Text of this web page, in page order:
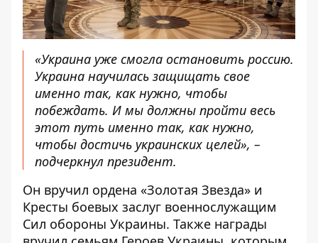
«Украина уже смогла остановить россию.
Украина научилась защищать свое
именно так, как нужно, чтобы
побеждать. И мы должны пройти весь
этот путь именно так, как нужно,
чтобы достичь украинских целей», –
подчеркнул президент.
Он вручил ордена «Золотая Звезда» и
Кресты боевых заслуг военнослужащим
Cил обороны Украины. Также награды